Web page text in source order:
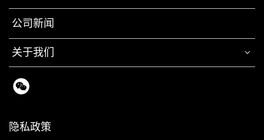
公司新闻
关于我们
隐私政策